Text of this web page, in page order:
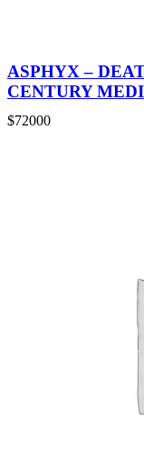
ASPHYX –
CENTURY
$72000